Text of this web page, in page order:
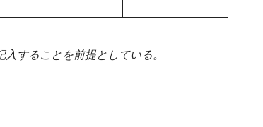
することを前提としている。